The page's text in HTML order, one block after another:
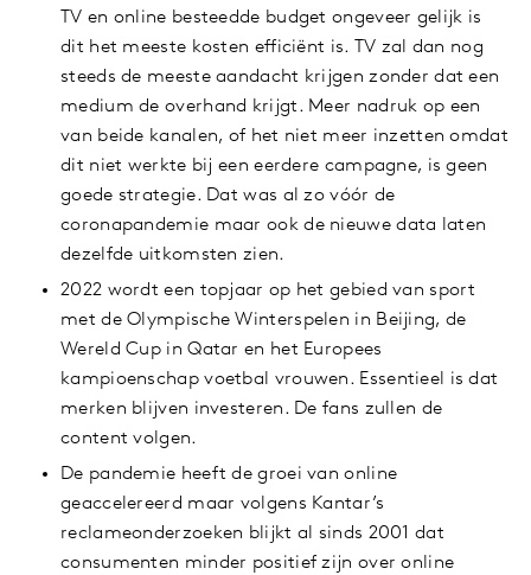
TV en online besteedde budget ongeveer gelijk is
dit het meeste kosten efficiënt is. TV zal dan nog
steeds de meeste aandacht krijgen zonder dat een
medium de overhand krijgt. Meer nadruk op een
van beide kanalen, of het niet meer inzetten omdat
dit niet werkte bij een eerdere campagne, is geen
goede strategie. Dat was al zo vóór de
coronapandemie maar ook de nieuwe data laten
dezelfde uitkomsten zien.
2022 wordt een topjaar op het gebied van sport
met de Olympische Winterspelen in Beijing, de
Wereld Cup in Qatar en het Europees
kampioenschap voetbal vrouwen. Essentieel is dat
merken blijven investeren. De fans zullen de
content volgen.
De pandemie heeft de groei van online
geaccelereerd maar volgens Kantar’s
reclameonderzoeken blijkt al sinds 2001 dat
consumenten minder positief zijn over online